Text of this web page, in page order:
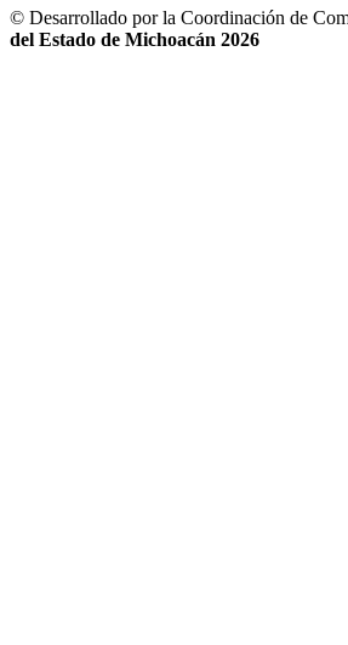
© Desarrollado por la Coordinación de
del Estado de Michoacán 2026